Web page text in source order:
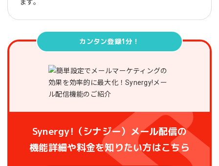
ます。
カンタン登録1分！
Synergy!（シナジー）メール配信の
機能詳細や料金を知りたい方はこちら